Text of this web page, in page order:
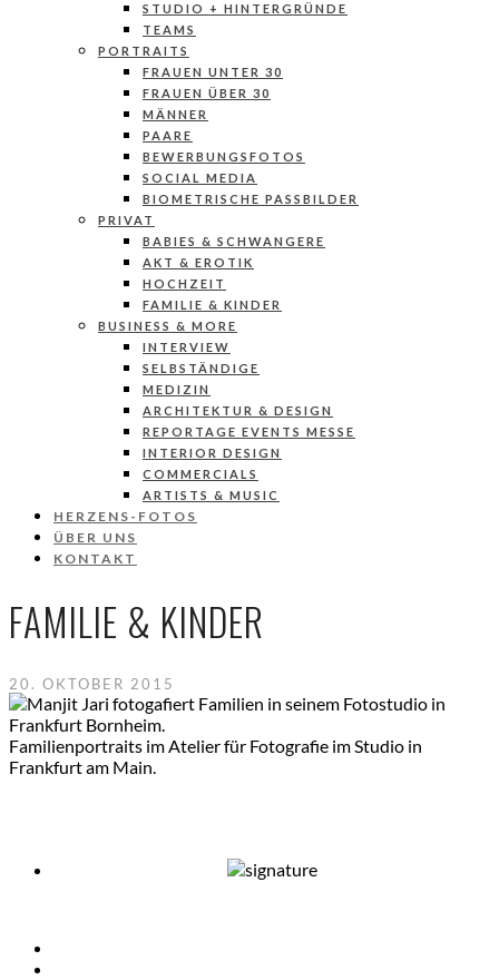
STUDIO + HINTERGRÜNDE
TEAMS
PORTRAITS
FRAUEN UNTER 30
FRAUEN ÜBER 30
MÄNNER
PAARE
BEWERBUNGSFOTOS
SOCIAL MEDIA
BIOMETRISCHE PASSBILDER
PRIVAT
BABIES & SCHWANGERE
AKT & EROTIK
HOCHZEIT
FAMILIE & KINDER
BUSINESS & MORE
INTERVIEW
SELBSTÄNDIGE
MEDIZIN
ARCHITEKTUR & DESIGN
REPORTAGE EVENTS MESSE
INTERIOR DESIGN
COMMERCIALS
ARTISTS & MUSIC
HERZENS-FOTOS
ÜBER UNS
KONTAKT
FAMILIE & KINDER
20. OKTOBER 2015
Familienportraits im Atelier für Fotografie im Studio in
Frankfurt am Main.